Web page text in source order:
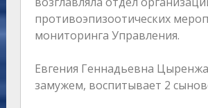
противоэпизоотических
мониторинга Управления.
Евгения Геннадьевна
замужем, воспитывает 2